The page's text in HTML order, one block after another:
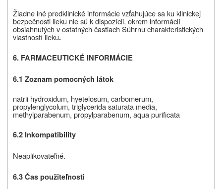
Žiadne iné predklinické informácie vzťahujúce sa ku klinickej
bezpečnosti lieku nie sú k dispozícii, okrem informácií
obsiahnutých v ostatných častiachSúhrnu charakteristických
vlastností lieku.
6. FARMACEUTICKÉ INFORMÁCIE
6.1 Zoznam pomocných látok
natrii hydroxidum, hyetelosum, carbomerum,
propylenglycolum, triglycerida saturata media,
methylparabenum, propylparabenum, aqua purificata
6.2 Inkompatibility
Neaplikovateľné.
6.3 Čas použiteľnosti